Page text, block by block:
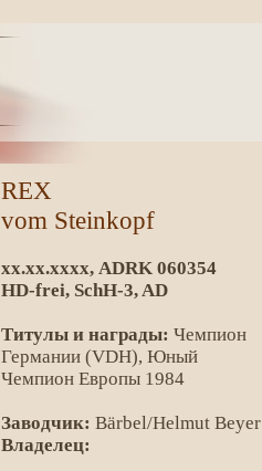
REX
vom Steinkopf
xx.хх.хххх, ADRK 060354
HD-frei, SchH-3, AD
Титулы и награды: Чемпион
Германии (VDH), Юный
Чемпион Европы 1984
Заводчик: Bärbel/Helmut Beyer
Владелец: